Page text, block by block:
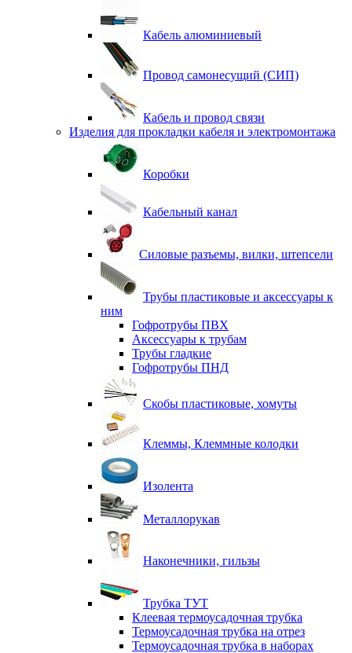
Кабель алюминиевый
Провод самонесущий (СИП)
Кабель и провод связи
Изделия для прокладки кабеля и электромонтажа
Коробки
Кабельный канал
Силовые разъемы, вилки, штепсели
Трубы пластиковые и аксессуары к
ним
Гофротрубы ПВХ
Аксессуары к трубам
Трубы гладкие
Гофротрубы ПНД
Скобы пластиковые, хомуты
Клеммы, Клеммные колодки
Изолента
Металлорукав
Наконечники, гильзы
Трубка ТУТ
Клеевая термоусадочная трубка
Термоусадочная трубка на отрез
Термоусадочная трубка в наборах